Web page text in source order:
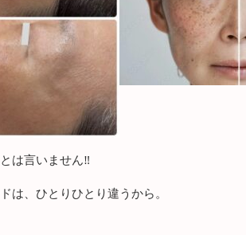
は言いません‼️
は、ひとりひとり違うから。